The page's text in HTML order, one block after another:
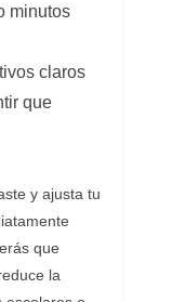
minutos
claros
que
y ajusta tu
que
la